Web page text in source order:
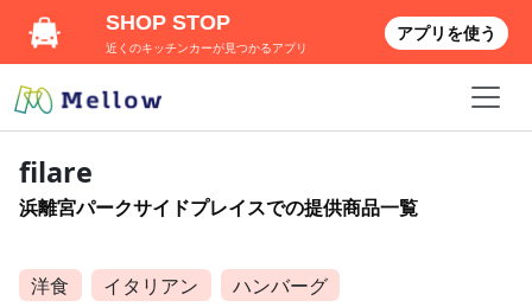
filare
浜離宮パークサイドプレイスでの提供商品一覧
洋食 イタリアン ハンバーグ
SHOP STOP
近くのキッチンカーが見つかるアプリ
アプリを使う